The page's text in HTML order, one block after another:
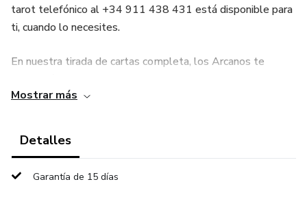
tarot telefónico al +34 911 438 431 está disponible para
ti, cuando lo necesites.
En nuestra tirada de cartas completa, los Arcanos te
finanzas y más. Tus inquietudes serán respondidas con
La atención personalizada que recibirás al llamar al +34
reveladora. Descubre cómo las fuerzas invisibles influyen
Mostrar más
Detalles
Garantía de 15 días